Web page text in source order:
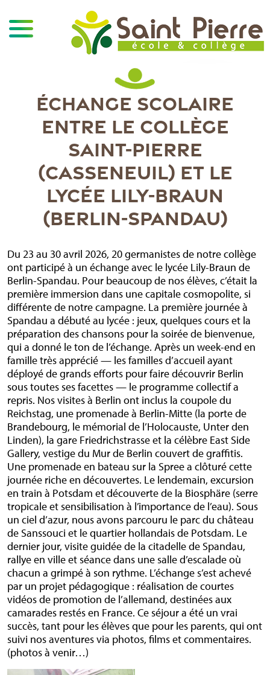
ÉCHANGE SCOLAIRE
ENTRE LE COLLÈGE
SAINT-PIERRE
(CASSENEUIL) ET LE
LYCÉE LILY-BRAUN
(BERLIN-SPANDAU)
Du 23 au 30 avril 2026, 20 germanistes de notre collège
ont participé à un échange avec le lycée Lily-Braun de
Berlin-Spandau. Pour beaucoup de nos élèves, c’était la
première immersion dans une capitale cosmopolite, si
différente de notre campagne. La première journée à
Spandau a débuté au lycée : jeux, quelques cours et la
préparation des chansons pour la soirée de bienvenue,
qui a donné le ton de l’échange. Après un week-end en
famille très apprécié — les familles d’accueil ayant
déployé de grands efforts pour faire découvrir Berlin
sous toutes ses facettes — le programme collectif a
repris. Nos visites à Berlin ont inclus la coupole du
Reichstag, une promenade à Berlin-Mitte (la porte de
Brandebourg, le mémorial de l’Holocauste, Unter den
Linden), la gare Friedrichstrasse et la célèbre East Side
Gallery, vestige du Mur de Berlin couvert de graffitis.
Une promenade en bateau sur la Spree a clôturé cette
journée riche en découvertes. Le lendemain, excursion
en train à Potsdam et découverte de la Biosphäre (serre
tropicale et sensibilisation à l’importance de l’eau). Sous
un ciel d’azur, nous avons parcouru le parc du château
de Sanssouci et le quartier hollandais de Potsdam. Le
dernier jour, visite guidée de la citadelle de Spandau,
rallye en ville et séance dans une salle d’escalade où
chacun a grimpé à son rythme. L’échange s’est achevé
par un projet pédagogique : réalisation de courtes
vidéos de promotion de l’allemand, destinées aux
camarades restés en France. Ce séjour a été un vrai
succès, tant pour les élèves que pour les parents, qui ont
suivi nos aventures via photos, films et commentaires.
(photos à venir…)